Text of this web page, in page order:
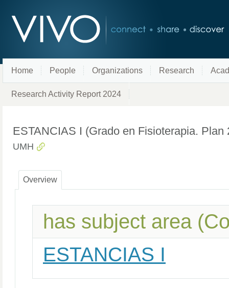
Home People Organizations Research
Research Activity Report 2024
ESTANCIAS I (Grado en Fisioterapia.
UMH
Overview
has subject area
ESTANCIAS I